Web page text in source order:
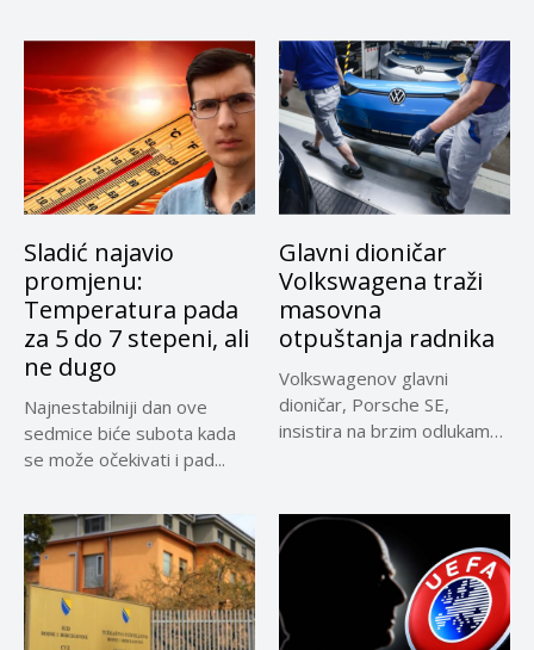
Sladić najavio
promjenu:
Temperatura pada
za 5 do 7 stepeni, ali
ne dugo
Najnestabilniji dan ove
sedmice biće subota kada
se može očekivati i pad...
Glavni dioničar
Volkswagena traži
masovna
otpuštanja radnika
Volkswagenov glavni
dioničar, Porsche SE,
insistira na brzim odlukama